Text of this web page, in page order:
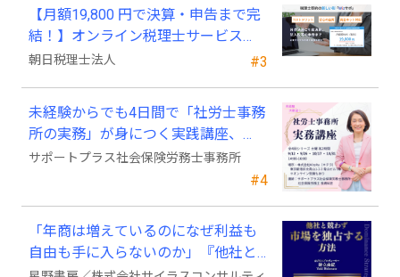
#3
【月額19,800 円で決算・申告まで完
結！】オンライン税理士サービス
「Wiz サポ」
朝日税理士法人
#4
未経験からでも4日間で「社労士事務
所の実務」が身につく実践講座、
2026年9月開講
サポートプラス社会保険労務士事務所
「年商は増えているのになぜ利益も
自由も手に入らないのか」『他社と